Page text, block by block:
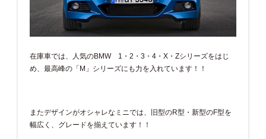
在庫車では、人気のBMW 1・2・3・4・X・Zシリーズをはじ
め、最高峰の「M」シリーズにも力を入れています！！
またデザインがオシャレなミニでは、旧型のR型・新型のF型を
幅広く、グレードを揃えています！！